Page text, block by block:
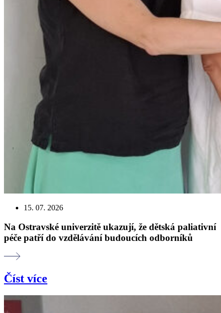
15. 07. 2026
Na Ostravské univerzitě ukazují, že dětská paliativní
péče patří do vzdělávání budoucích odborníků
Číst více